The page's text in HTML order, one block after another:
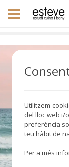
Utilitzem
del lloc web i/
preferència
teu hàbit de
Per a més